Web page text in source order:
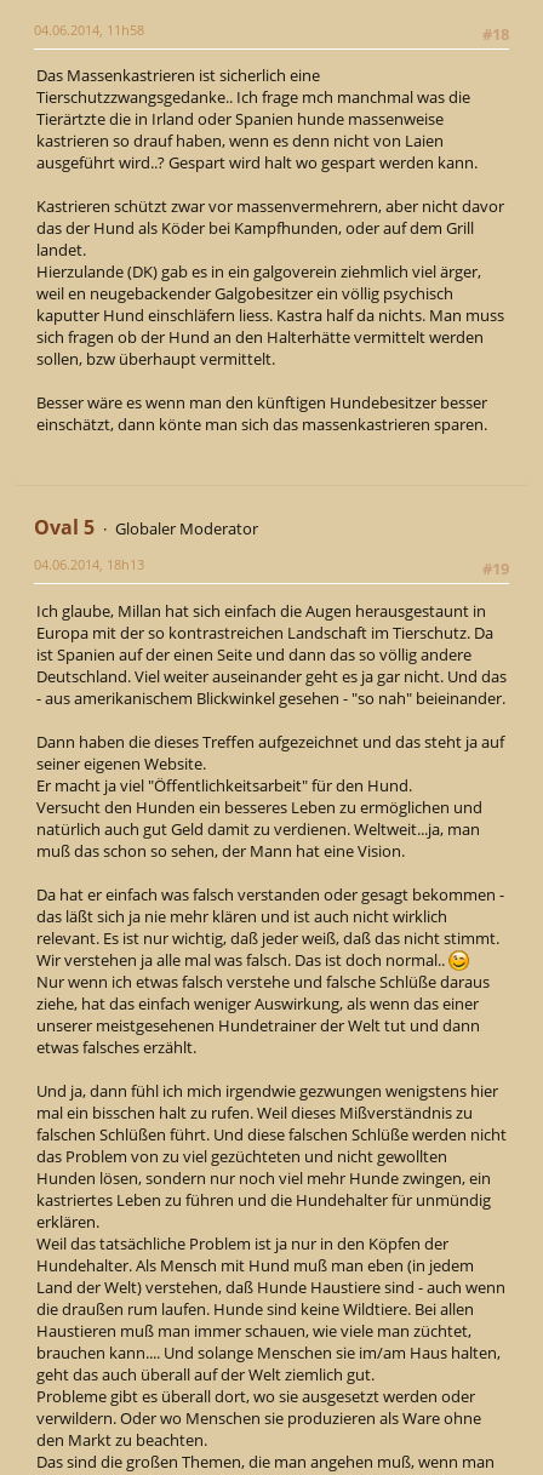
#18
04.06.2014, 11h58
Das Massenkastrieren ist sicherlich eine
Tierschutzzwangsgedanke.. Ich frage mch manchmal was die
Tierärtzte die in Irland oder Spanien hunde massenweise
kastrieren so drauf haben, wenn es denn nicht von Laien
ausgeführt wird..? Gespart wird halt wo gespart werden kann.
Kastrieren schützt zwar vor massenvermehrern, aber nicht davor
das der Hund als Köder bei Kampfhunden, oder auf dem Grill
landet.
Hierzulande (DK) gab es in ein galgoverein ziehmlich viel ärger,
weil en neugebackender Galgobesitzer ein völlig psychisch
kaputter Hund einschläfern liess. Kastra half da nichts. Man muss
sich fragen ob der Hund an den Halterhätte vermittelt werden
sollen, bzw überhaupt vermittelt.
Besser wäre es wenn man den künftigen Hundebesitzer besser
einschätzt, dann könte man sich das massenkastrieren sparen.
Oval 5
Globaler Moderator
#19
04.06.2014, 18h13
Ich glaube, Millan hat sich einfach die Augen herausgestaunt in
Europa mit der so kontrastreichen Landschaft im Tierschutz. Da
ist Spanien auf der einen Seite und dann das so völlig andere
Deutschland. Viel weiter auseinander geht es ja gar nicht. Und das
- aus amerikanischem Blickwinkel gesehen - "so nah" beieinander.
Dann haben die dieses Treffen aufgezeichnet und das steht ja auf
seiner eigenen Website.
Er macht ja viel "Öffentlichkeitsarbeit" für den Hund.
Versucht den Hunden ein besseres Leben zu ermöglichen und
natürlich auch gut Geld damit zu verdienen. Weltweit...ja, man
muß das schon so sehen, der Mann hat eine Vision.
Da hat er einfach was falsch verstanden oder gesagt bekommen -
das läßt sich ja nie mehr klären und ist auch nicht wirklich
relevant. Es ist nur wichtig, daß jeder weiß, daß das nicht stimmt.
Wir verstehen ja alle mal was falsch. Das ist doch normal..
Nur wenn ich etwas falsch verstehe und falsche Schlüße daraus
ziehe, hat das einfach weniger Auswirkung, als wenn das einer
unserer meistgesehenen Hundetrainer der Welt tut und dann
etwas falsches erzählt.
Und ja, dann fühl ich mich irgendwie gezwungen wenigstens hier
mal ein bisschen halt zu rufen. Weil dieses Mißverständnis zu
falschen Schlüßen führt. Und diese falschen Schlüße werden nicht
das Problem von zu viel gezüchteten und nicht gewollten
Hunden lösen, sondern nur noch viel mehr Hunde zwingen, ein
kastriertes Leben zu führen und die Hundehalter für unmündig
erklären.
Weil das tatsächliche Problem ist ja nur in den Köpfen der
Hundehalter. Als Mensch mit Hund muß man eben (in jedem
Land der Welt) verstehen, daß Hunde Haustiere sind - auch wenn
die draußen rum laufen. Hunde sind keine Wildtiere. Bei allen
Haustieren muß man immer schauen, wie viele man züchtet,
brauchen kann.... Und solange Menschen sie im/am Haus halten,
geht das auch überall auf der Welt ziemlich gut.
Probleme gibt es überall dort, wo sie ausgesetzt werden oder
verwildern. Oder wo Menschen sie produzieren als Ware ohne
den Markt zu beachten.
Das sind die großen Themen, die man angehen muß, wenn man